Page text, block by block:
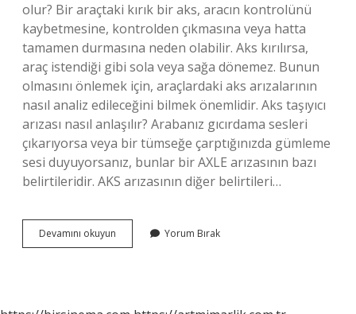
olur? Bir araçtaki kırık bir aks, aracın kontrolünü
kaybetmesine, kontrolden çıkmasına veya hatta
tamamen durmasına neden olabilir. Aks kırılırsa,
araç istendiği gibi sola veya sağa dönemez. Bunun
olmasını önlemek için, araçlardaki aks arızalarının
nasıl analiz edileceğini bilmek önemlidir. Aks taşıyıcı
arızası nasıl anlaşılır? Arabanız gıcırdama sesleri
çıkarıyorsa veya bir tümseğe çarptığınızda gümleme
sesi duyuyorsanız, bunlar bir AXLE arızasının bazı
belirtileridir. AKS arızasının diğer belirtileri…
Devamını okuyun
Arızası
Yorum Bırak